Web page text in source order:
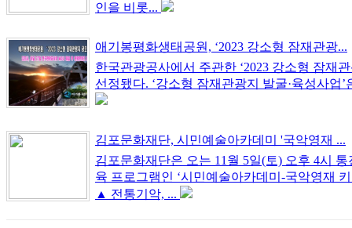
인을 비롯...
애기봉평화생태공원, ‘2023 강소형 잠재관광...
한국관광공사에서 주관한 ‘2023 강소형 잠재
선정됐다. ‘강소형 잠재관광지 발굴·육성사
김포문화재단, 시민예술아카데미 '국악영재 ...
김포문화재단은 오는 11월 5일(토) 오후 4시
육 프로그램인 ‘시민예술아카데미-국악영재
▲ 전통기악, ...